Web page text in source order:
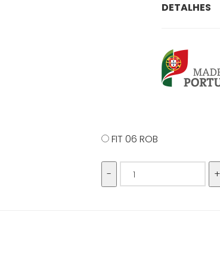
DETALHES
FIT 06 ROB